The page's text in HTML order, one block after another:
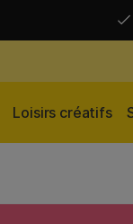
Loisirs créatifs